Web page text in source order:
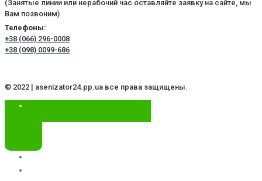
(Занятые линии или нерабочий час оставляйте заявку на сайте, мы
Вам позвоним)
Телефоны:
+38 (066) 296-0008
+38 (098) 0099-686
© 2022 | asenizator24.pp.ua все права защищены.